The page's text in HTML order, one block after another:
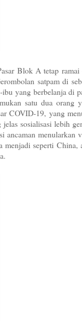
Blok A tetap ramai
satpam di
yang berbelanja di
satu dua orang
COVID-19, yang
sosialisasi lebih
ancaman menularkan
seperti China,